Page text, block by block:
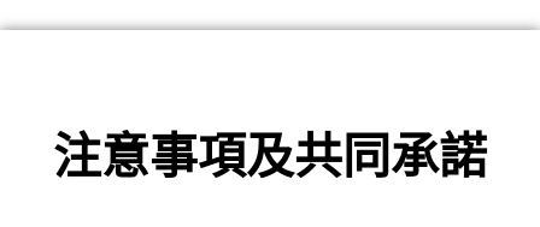
注意事項及共同承諾